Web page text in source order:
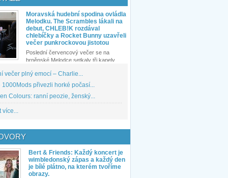
Moravská hudební spodina ovládla
Melodku. The Scrambles lákali na
debut, CHLEB!K rozdával
chlebíčky a Rocket Bunny uzavřeli
večer punkrockovou jistotou
Poslední červencový večer se na
brněnské Melodce setkaly tři kapely...
večer plný emocí – Charlie...
1000Mods přivezli horké počasí...
Colours: ranní peozie, ženský...
Bert & Friends: Každý koncert je
wimbledonský zápas a každý den
je bílé plátno, na kterém tvoříme
obrazy.